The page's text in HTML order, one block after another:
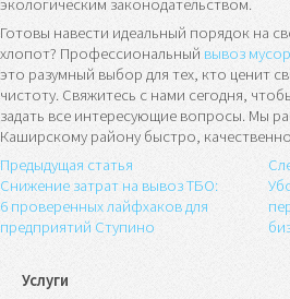
Готовы навести идеальный порядок на
хлопот? Профессиональный вывоз
это разумный выбор для тех, кто ценит
чистоту. Свяжитесь с нами сегодня,
задать все интересующие вопросы. Мы
Каширскому району быстро,
Предыдущая статья
Снижение затрат на вывоз ТБО:
6 проверенных лайфхаков для
предприятий Ступино
Услуги